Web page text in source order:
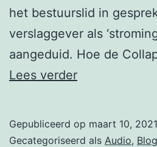
het bestuurslid in
verslaggever als
aangeduid. Hoe de
Lees verderCollapse
gesprek
Gepubliceerd op maart 10, 2021
Gecategoriseerd als Audio, Blog